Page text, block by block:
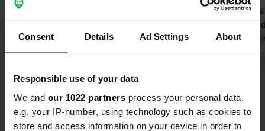
Consent Details Ad Settings About
Responsible use of your data
We and our 1022 partners process your personal data,
e.g. your IP-number, using technology such as cookies to
store and access information on your device in order to
per l'elettricità. Una fregatura
assoluta. Basta cercare altrove
Tradotto da GoogleMostra originale
questa
Tradotto da
Visualizza tutte le 20 recensioni
Sei stato qui?